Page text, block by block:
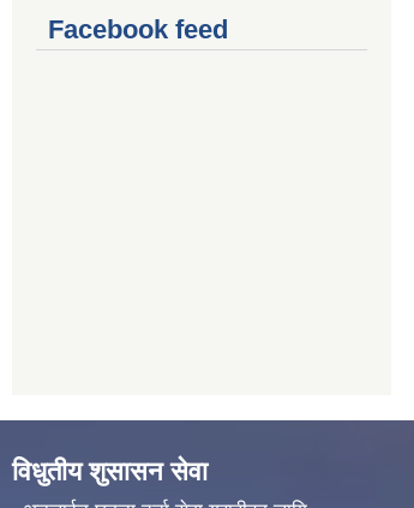
Facebook feed
विधुतीय शुसासन सेवा